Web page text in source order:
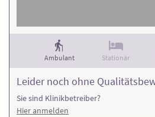
Ambulant Stationär
Leider noch ohne
Sie sind Klinikbetreiber?
Hier anmelden